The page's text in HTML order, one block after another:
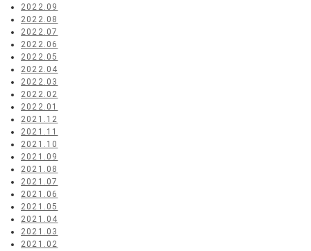
2022.09
2022.08
2022.07
2022.06
2022.05
2022.04
2022.03
2022.02
2022.01
2021.12
2021.11
2021.10
2021.09
2021.08
2021.07
2021.06
2021.05
2021.04
2021.03
2021.02